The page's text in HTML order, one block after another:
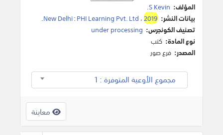
المؤلف: S Kevin
.
بيانات النشر:
New Delhi:PHI Learning Pvt. Ltd ،2019
.
تصنيف الكونجرس: under processing
نوع المادة: كتب
المصدر: فرع صور
مجموع الأوعية المتوفرة : 1
معاينة